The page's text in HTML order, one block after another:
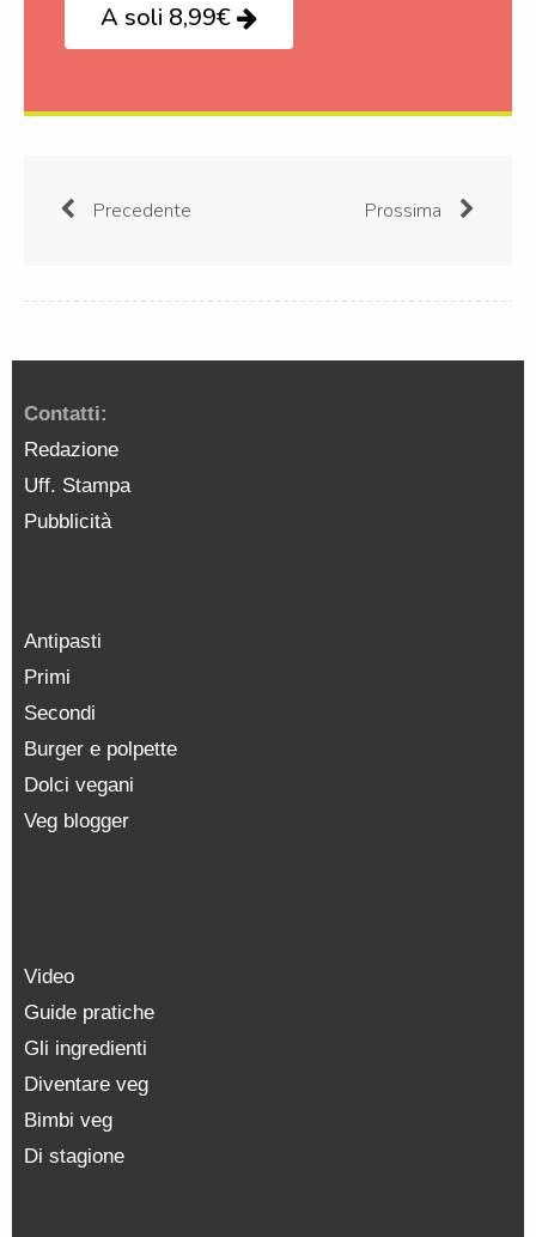
A soli 8,99€
Precedente Prossima
Contatti:
Redazione
Uff. Stampa
Pubblicità
Antipasti
Primi
Secondi
Burger e polpette
Dolci vegani
Veg blogger
Video
Guide pratiche
Gli ingredienti
Diventare veg
Bimbi veg
Di stagione